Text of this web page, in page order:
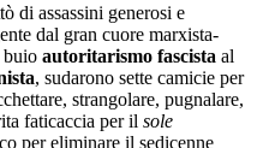
di assassini generosi e
dal gran cuore marxista-
buio autoritarismo fascista al
, sudarono sette camicie per
strangolare, pugnalare,
faticaccia per il sole
per eliminare il sedicenne